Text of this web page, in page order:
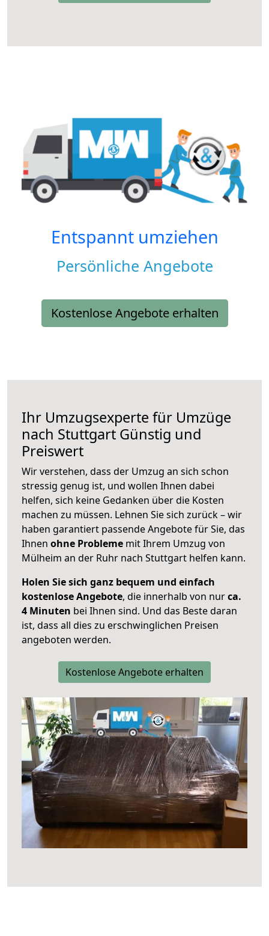
Entspannt umziehen
Persönliche Angebote
Kostenlose Angebote erhalten
Ihr Umzugsexperte für Umzüge
nach Stuttgart Günstig und
Preiswert
Wir verstehen, dass der Umzug an sich schon
stressig genug ist, und wollen Ihnen dabei
helfen, sich keine Gedanken über die Kosten
machen zu müssen. Lehnen Sie sich zurück – wir
haben garantiert passende Angebote für Sie, das
Ihnen ohne Probleme mit Ihrem Umzug von
Mülheim an der Ruhr nach Stuttgart helfen kann.
Holen Sie sich ganz bequem und einfach
kostenlose Angebote, die innerhalb von nurca.
4 Minuten bei Ihnen sind. Und das Beste daran
ist, dass all dies zu erschwinglichen Preisen
angeboten werden.
Kostenlose Angebote erhalten